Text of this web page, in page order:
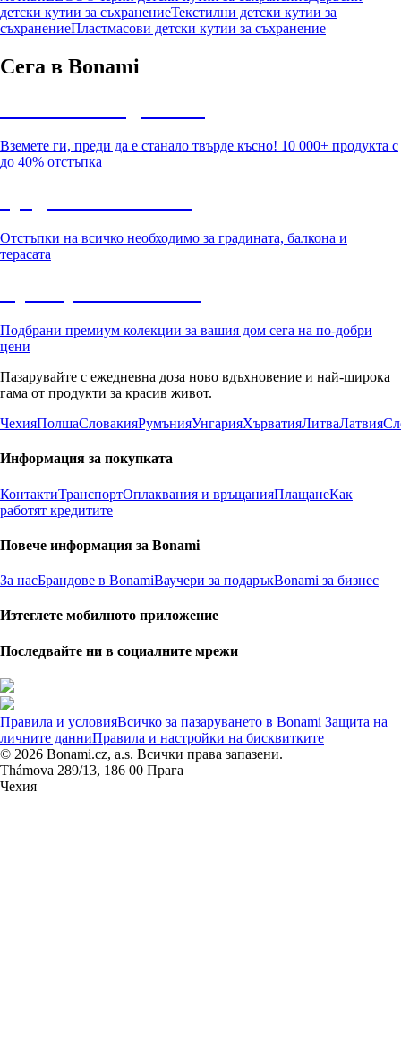
детски кутии за съхранениеТекстилни детски кутии за
съхранениеПластмасови детски кутии за съхранение
Сега в Bonami
Вземете ги, преди да е станало твърде късно! 10 000+ продукта с
до 40% отстъпка
Отстъпки на всичко необходимо за градината, балкона и
терасата
Подбрани премиум колекции за вашия дом сега на по-добри
цени
Пазарувайте с ежедневна доза ново вдъхновение и най-широка
гама от продукти за красив живот.
ЧехияПолшаСловакияРумънияУнгарияХърватияЛитваЛатвия
Информация за покупката
КонтактиТранспортОплаквания и връщанияПлащанеКак
работят кредитите
Повече информация за Bonami
За насБрандове в BonamiВаучери за подаръкBonami за бизнес
Изтеглете мобилното приложение
Последвайте ни в социалните мрежи
Правила и условияВсичко за пазаруването в Bonami Защита на
личните данниПравила и настройки на бисквитките
© 2026 Bonami.cz, a.s. Всички права запазени.
Thámova 289/13, 186 00 Прага
Чехия